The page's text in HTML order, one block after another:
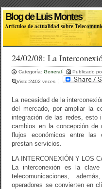
Blog de Luis Montes
Artículos de actualidad sobre
24/02/08: La
Categoría:General Publicado
Visto:2402 veces
La necesidad de la
del mercado, por ampliar la
integración de las redes, esto
cambios en la concepción de
flujos económicos entre las
prestan servicios.
LA INTERCONEXIÓN Y LOS
La interconexión es la
telecomunicaciones,
operadores se convierten en